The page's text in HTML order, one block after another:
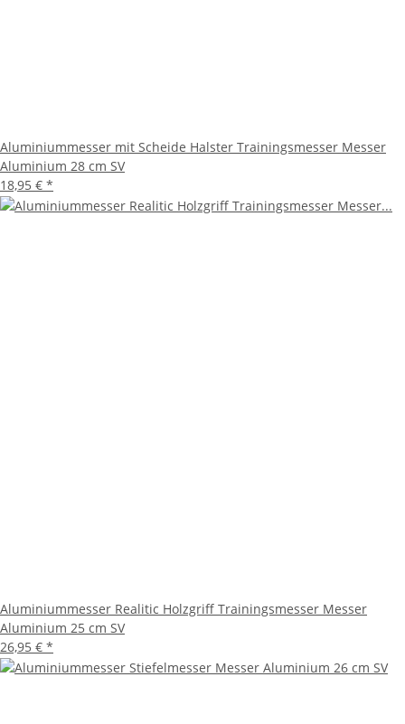
Aluminiummesser mit Scheide Halster Trainingsmesser Messer
Aluminium 28 cm SV
18,95 € *
Aluminiummesser Realitic Holzgriff Trainingsmesser Messer
Aluminium 25 cm SV
26,95 € *